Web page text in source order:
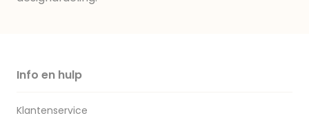
Info en hulp
Klantenservice